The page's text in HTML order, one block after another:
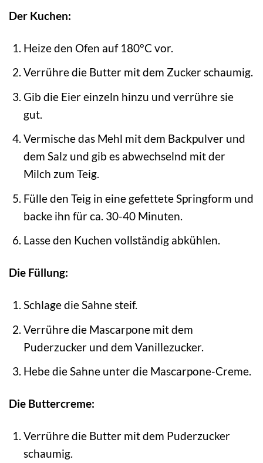
Der Kuchen:
Heize den Ofen auf 180°C vor.
Verrühre die Butter mit dem Zucker schaumig.
Gib die Eier einzeln hinzu und verrühre sie
gut.
Vermische das Mehl mit dem Backpulver und
dem Salz und gib es abwechselnd mit der
Milch zum Teig.
Fülle den Teig in eine gefettete Springform und
backe ihn für ca. 30-40 Minuten.
Lasse den Kuchen vollständig abkühlen.
Die Füllung:
Schlage die Sahne steif.
Verrühre die Mascarpone mit dem
Puderzucker und dem Vanillezucker.
Hebe die Sahne unter die Mascarpone-Creme.
Die Buttercreme:
Verrühre die Butter mit dem Puderzucker
schaumig.